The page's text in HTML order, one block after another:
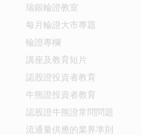
瑞銀輪證教室
每月輪證大市專題
輪證專欄
講座及教育短片
認股證投資者教育
牛熊證投資者教育
認股證牛熊證常問問題
流通量供應的業界準則